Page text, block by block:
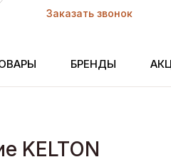
Заказать звонок
БРЕНДЫ
KELTON